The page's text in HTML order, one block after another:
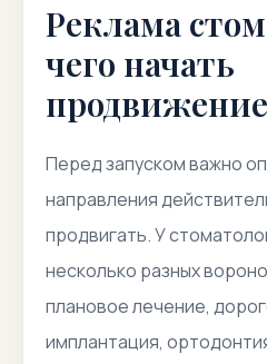
Реклама
чего начать
Перед запуском важно
направления
продвигать. У
несколько разных
плановое лечение,
имплантация,